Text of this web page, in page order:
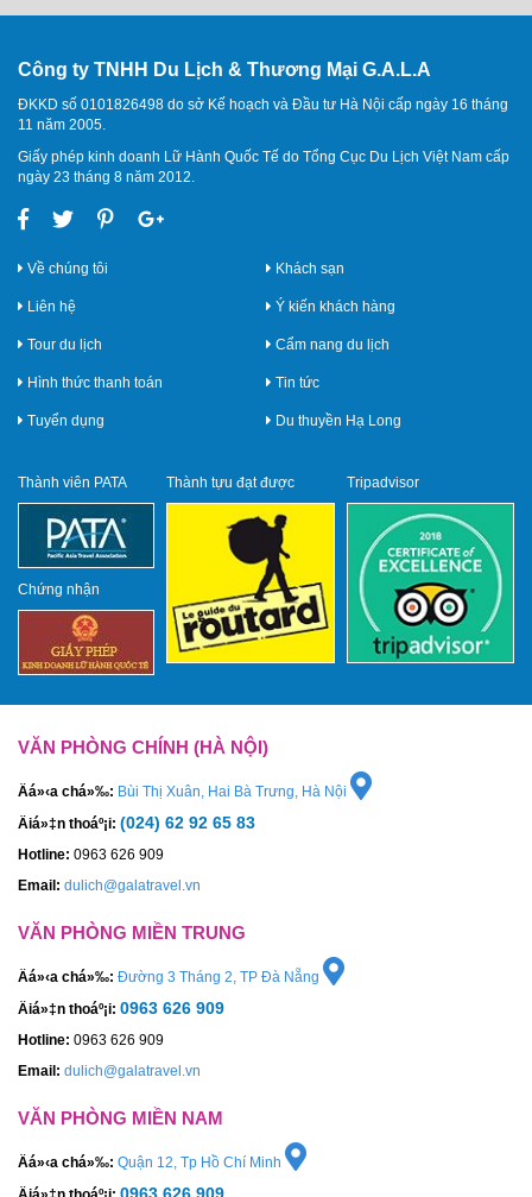
Công ty TNHH Du Lịch & Thương Mại G.A.L.A
ĐKKD số 0101826498 do sở Kế hoạch và Đầu tư Hà Nội cấp ngày 16 tháng
11 năm 2005.
Giấy phép kinh doanh Lữ Hành Quốc Tế do Tổng Cục Du Lịch Việt Nam cấp
ngày 23 tháng 8 năm 2012.
Về chúng tôi
Liên hệ
Tour du lịch
Hình thức thanh toán
Tuyển dụng
Khách sạn
Ý kiến khách hàng
Cẩm nang du lịch
Tin tức
Du thuyền Hạ Long
Thành viên PATA
Chứng nhận
Thành tựu đạt được Tripadvisor
VĂN PHÒNG CHÍNH (HÀ NỘI)
Äá»‹a chá»‰: Bùi Thị Xuân, Hai Bà Trưng, Hà Nội
Äiá»‡n thoáº¡i: (024) 62 92 65 83
Hotline: 0963 626 909
Email: dulich@galatravel.vn
VĂN PHÒNG MIỀN TRUNG
Äá»‹a chá»‰: Đường 3 Tháng 2, TP Đà Nẵng
Äiá»‡n thoáº¡i: 0963 626 909
Hotline: 0963 626 909
Email: dulich@galatravel.vn
VĂN PHÒNG MIỀN NAM
Äá»‹a chá»‰: Quận 12, Tp Hồ Chí Minh